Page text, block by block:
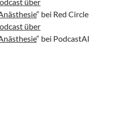
“ bei Red Circle
über
“ bei PodcastAI